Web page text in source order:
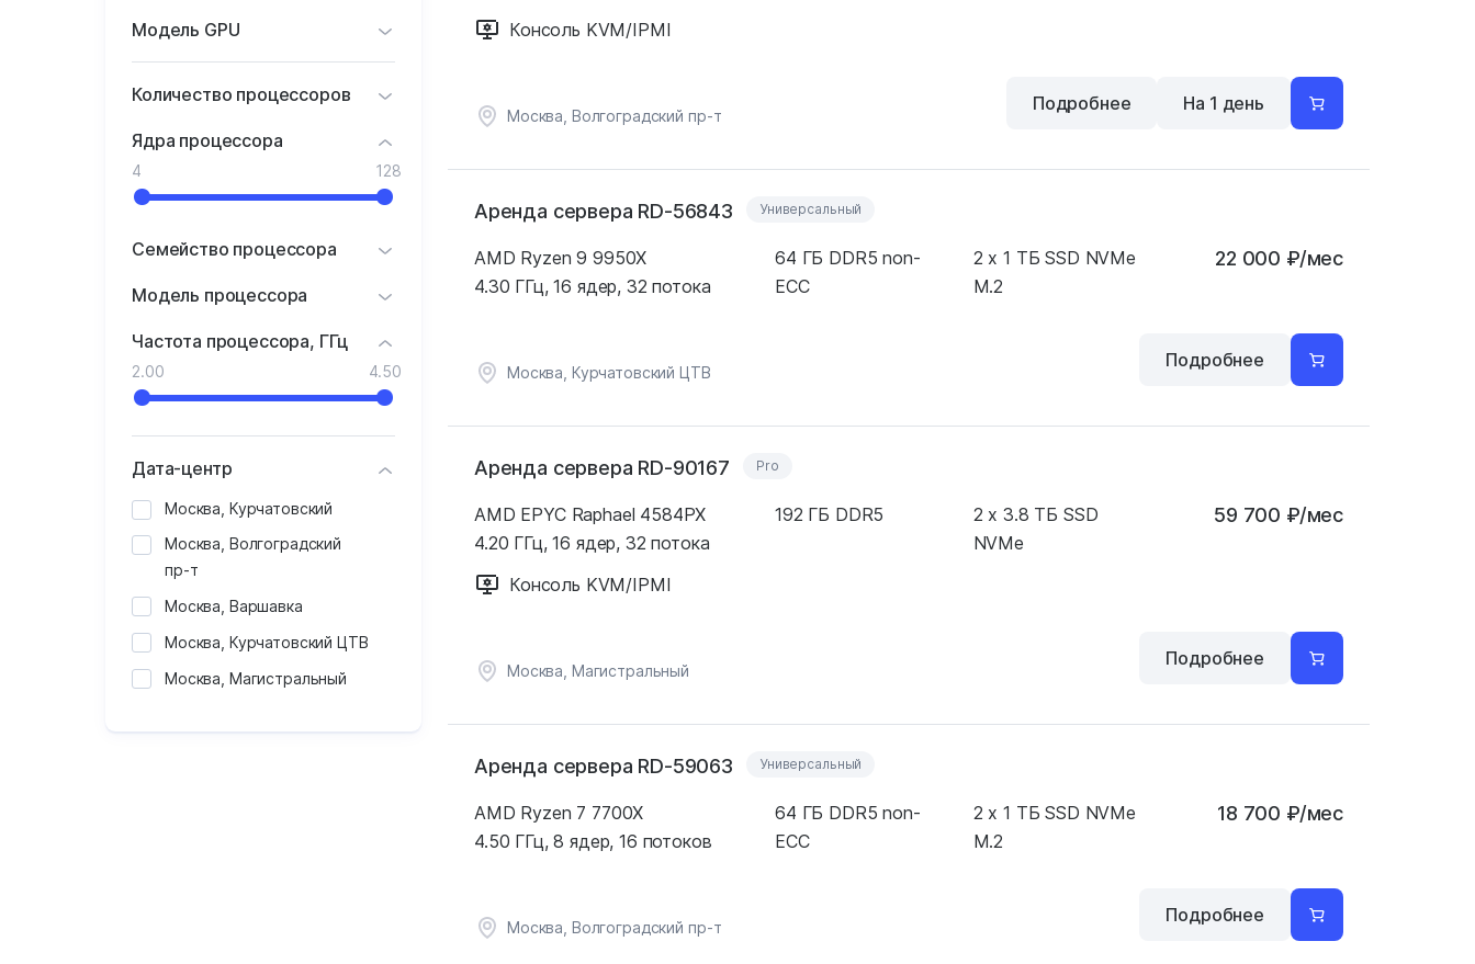
Модель GPU
Количество процессоров
Ядра процессора
4 128
Семейство процессора
Модель процессора
Частота процессора, ГГц
2.00 4.50
Дата-центр
Москва, Курчатовский
Москва, Волгоградский
пр-т
Москва, Варшавка
Москва, Курчатовский ЦТВ
Москва, Магистральный
Консоль KVM/IPMI
Москва, Волгоградский пр-т
Подробнее На 1 день
Аренда сервера RD-56843 Универсальный
AMD Ryzen 9 9950X
4.30 ГГц, 16 ядер, 32 потока
64 ГБ DDR5 non-
ECC
2 x 1 ТБ SSD NVMe
M.2
22 000 ₽/мес
Москва, Курчатовский ЦТВ
Подробнее
Аренда сервера RD-90167 Pro
AMD EPYC Raphael 4584PX
4.20 ГГц, 16 ядер, 32 потока
192 ГБ DDR5
2 x 3.8 ТБ SSD
NVMe
Консоль KVM/IPMI
59 700 ₽/мес
Москва, Магистральный
Подробнее
Аренда сервера RD-59063 Универсальный
AMD Ryzen 7 7700X
4.50 ГГц, 8 ядер, 16 потоков
64 ГБ DDR5 non-
ECC
2 x 1 ТБ SSD NVMe
M.2
18 700 ₽/мес
Москва, Волгоградский пр-т
Подробнее